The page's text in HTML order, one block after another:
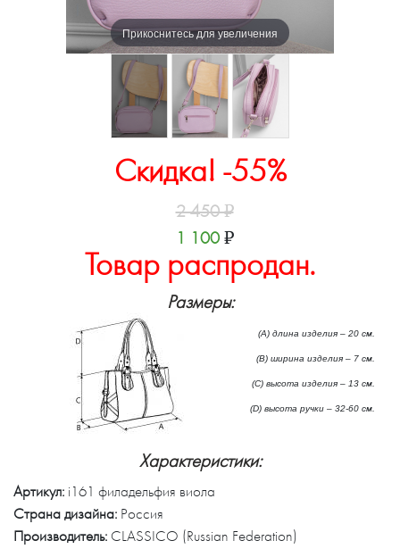
Прикоснитесь для увеличения
Скидка! -55%
2 450₽
1 100₽
Товар распродан.
Размеры:
(А) длина изделия – 20 см.
(B) ширина изделия – 7 см.
(C) высота изделия – 13 см.
(D) высота ручки – 32-60 см.
Характеристики:
Артикул: i161 филадельфия виола
Страна дизайна: Россия
Производитель: CLASSICO (Russian Federation)